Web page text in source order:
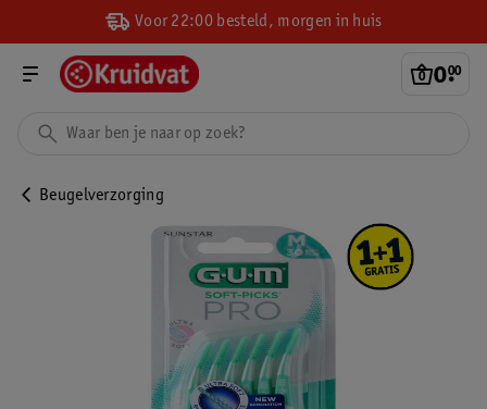
Voor 22:00 besteld, morgen in huis
0.
00
Beugelverzorging